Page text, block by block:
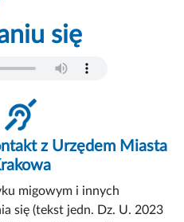
się
z Urzędem Miasta
migowym i innych
się (tekst jedn. Dz. U. 2023